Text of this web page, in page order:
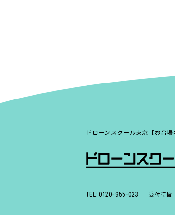
ドローンスクール東京【お台
TEL:0120-955-023 受付時